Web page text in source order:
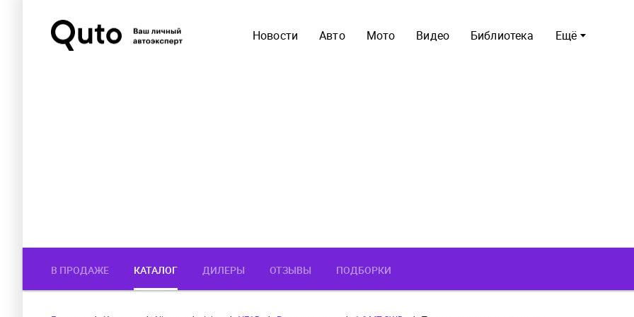
Ещё
Новости Авто Мото Видео Библиотека
В ПРОДАЖЕ КАТАЛОГ ДИЛЕРЫ ОТЗЫВЫ ПОДБОРКИ